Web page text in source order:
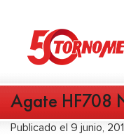
Agate HF708
Publicado el 9 junio,